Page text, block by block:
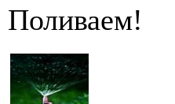
Поливаем!